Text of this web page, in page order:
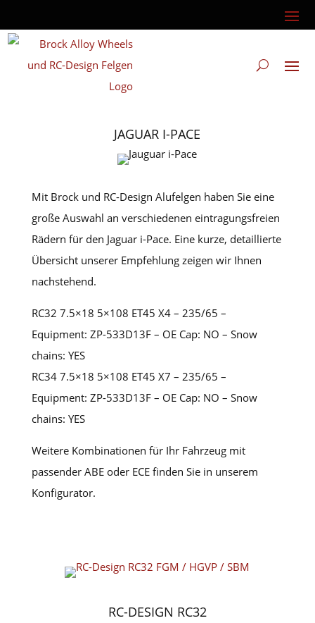
JAGUAR I-PACE
Mit Brock und RC-Design Alufelgen haben Sie eine
große Auswahl an verschiedenen eintragungsfreien
Rädern für den Jaguar i-Pace. Eine kurze, detaillierte
Übersicht unserer Empfehlung zeigen wir Ihnen
nachstehend.
RC32 7.5×18 5×108 ET45 X4 – 235/65 –
Equipment: ZP-533D13F – OE Cap: NO – Snow
chains: YES
RC34 7.5×18 5×108 ET45 X7 – 235/65 –
Equipment: ZP-533D13F – OE Cap: NO – Snow
chains: YES
Weitere Kombinationen für Ihr Fahrzeug mit
passender ABE oder ECE finden Sie in unserem
Konfigurator.
RC-DESIGN RC32